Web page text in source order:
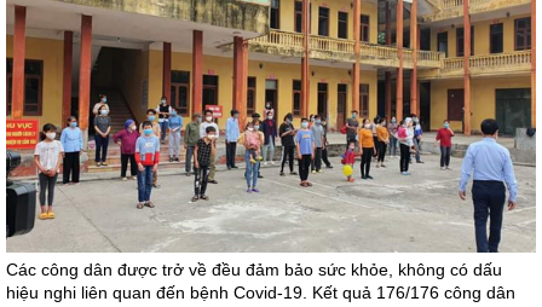
Các công dân được trở về đều đảm bảo sức khỏe, không có dấu
hiệu nghi liên quan đến bệnh Covid-19. Kết quả 176/176 công dân